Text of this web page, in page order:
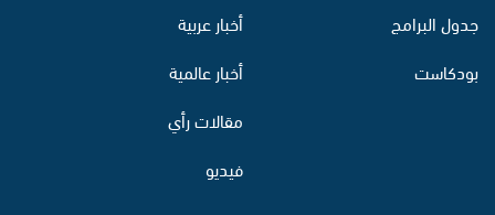
جدول البرامج
بودكاست
أخبار عربية
أخبار عالمية
مقالات رأي
فيديو